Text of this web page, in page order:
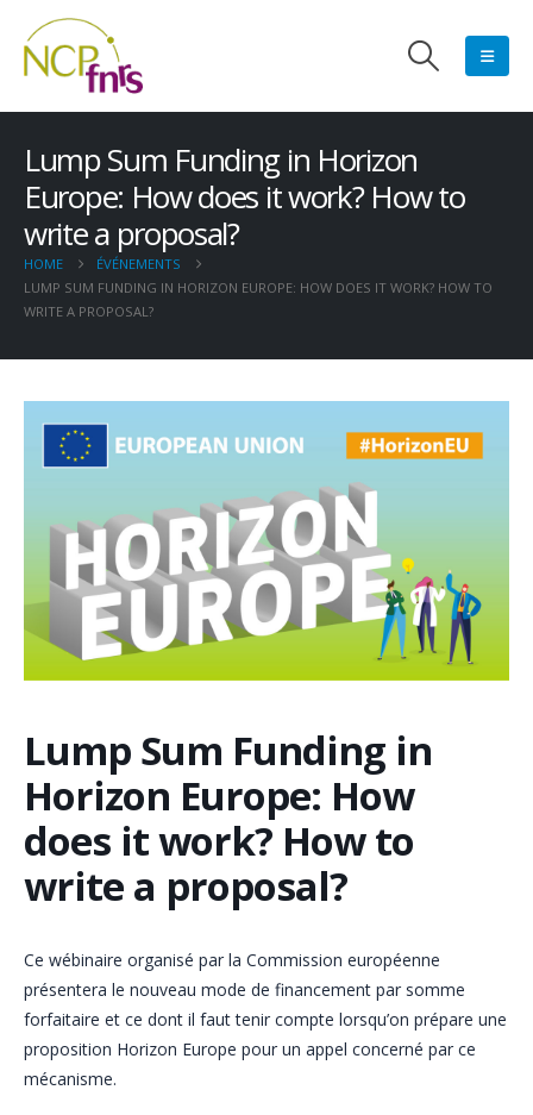
Lump Sum Funding in Horizon
Europe: How does it work? How to
write a proposal?
HOME
ÉVÉNEMENTS
LUMP SUM FUNDING IN HORIZON EUROPE: HOW DOES IT WORK? HOW TO
WRITE A PROPOSAL?
Lump Sum Funding in
Horizon Europe: How
does it work? How to
write a proposal?
Ce wébinaire organisé par la Commission européenne
présentera le nouveau mode de financement par somme
forfaitaire et ce dont il faut tenir compte lorsqu’on prépare une
proposition Horizon Europe pour un appel concerné par ce
mécanisme.